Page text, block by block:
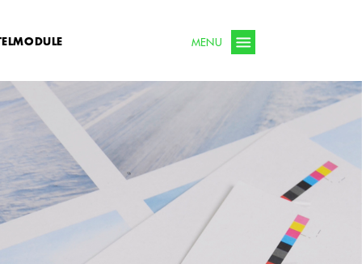
MENU
Nieuws
Bestelmodule
Contact